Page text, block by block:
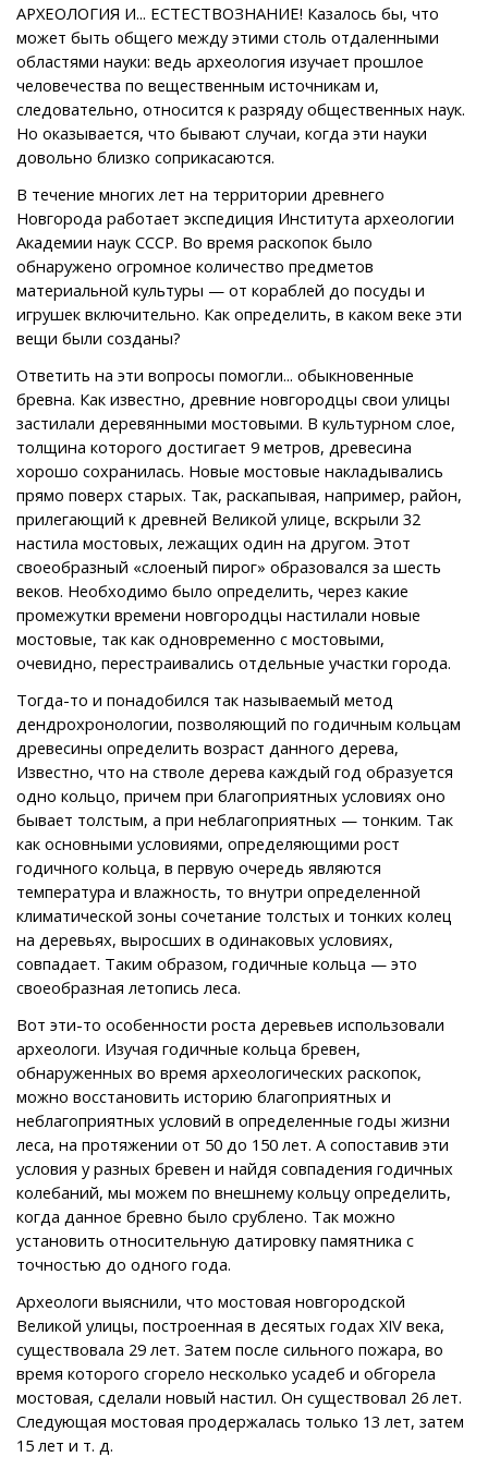
АРХЕОЛОГИЯ И... ЕСТЕСТВОЗНАНИЕ! Казалось бы, что
может быть общего между этими столь отдаленными
областями науки: ведь археология изучает прошлое
человечества по вещественным источникам и,
следовательно, относится к разряду общественных наук.
Но оказывается, что бывают случаи, когда эти науки
довольно близко соприкасаются.
В течение многих лет на территории древнего
Новгорода работает экспедиция Института археологии
Академии наук СССР. Во время раскопок было
обнаружено огромное количество предметов
материальной культуры — от кораблей до посуды и
игрушек включительно. Как определить, в каком веке эти
вещи были созданы?
Ответить на эти вопросы помогли... обыкновенные
бревна. Как известно, древние новгородцы свои улицы
застилали деревянными мостовыми. В культурном слое,
толщина которого достигает 9 метров, древесина
хорошо сохранилась. Новые мостовые накладывались
прямо поверх старых. Так, раскапывая, например, район,
прилегающий к древней Великой улице, вскрыли 32
настила мостовых, лежащих один на другом. Этот
своеобразный «слоеный пирог» образовался за шесть
веков. Необходимо было определить, через какие
промежутки времени новгородцы настилали новые
мостовые, так как одновременно с мостовыми,
очевидно, перестраивались отдельные участки города.
Тогда-то и понадобился так называемый метод
дендрохронологии, позволяющий по годичным кольцам
древесины определить возраст данного дерева,
Известно, что на стволе дерева каждый год образуется
одно кольцо, причем при благоприятных условиях оно
бывает толстым, а при неблагоприятных — тонким. Так
как основными условиями, определяющими рост
годичного кольца, в первую очередь являются
температура и влажность, то внутри определенной
климатической зоны сочетание толстых и тонких колец
на деревьях, выросших в одинаковых условиях,
совпадает. Таким образом, годичные кольца — это
своеобразная летопись леса.
Вот эти-то особенности роста деревьев использовали
археологи. Изучая годичные кольца бревен,
обнаруженных во время археологических раскопок,
можно восстановить историю благоприятных и
неблагоприятных условий в определенные годы жизни
леса, на протяжении от 50 до 150 лет. А сопоставив эти
условия у разных бревен и найдя совпадения годичных
колебаний, мы можем по внешнему кольцу определить,
когда данное бревно было срублено. Так можно
установить относительную датировку памятника с
точностью до одного года.
Археологи выяснили, что мостовая новгородской
Великой улицы, построенная в десятых годах XIV века,
существовала 29 лет. Затем после сильного пожара, во
время которого сгорело несколько усадеб и обгорела
мостовая, сделали новый настил. Он существовал 26 лет.
Следующая мостовая продержалась только 13 лет, затем
15 лет и т. д.